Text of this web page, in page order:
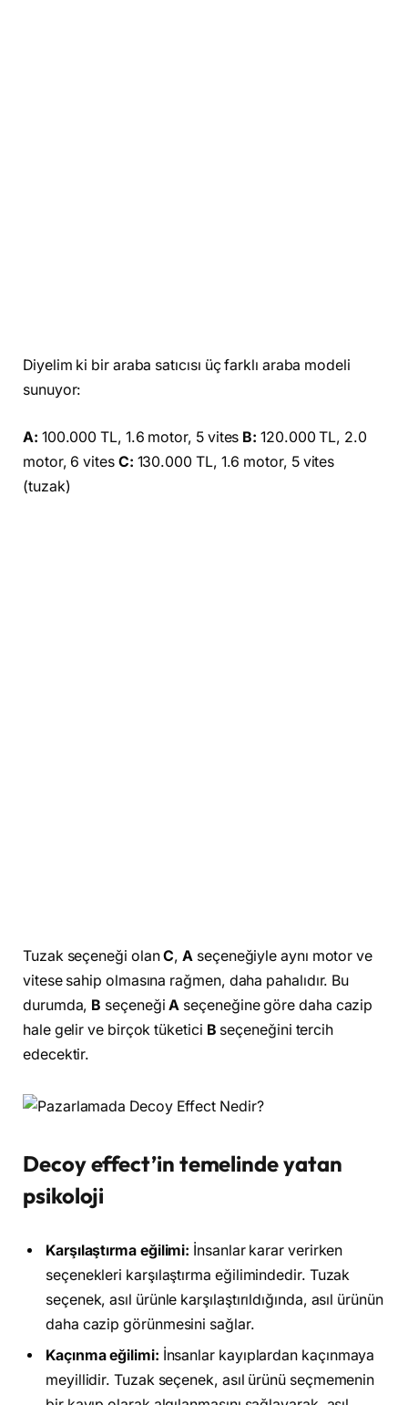
Diyelim ki bir araba satıcısı üç farklı araba modeli
sunuyor:
A: 100.000 TL, 1.6 motor, 5 vites B: 120.000 TL, 2.0
motor, 6 vites C: 130.000 TL, 1.6 motor, 5 vites
(tuzak)
Tuzak seçeneği olanC,A seçeneğiyle aynı motor ve
vitese sahip olmasına rağmen, daha pahalıdır. Bu
durumda, B seçeneğiA seçeneğine göre daha cazip
hale gelir ve birçok tüketici B seçeneğini tercih
edecektir.
Decoy effect’in temelinde yatan
psikoloji
Karşılaştırma eğilimi: İnsanlar karar verirken
seçenekleri karşılaştırma eğilimindedir. Tuzak
seçenek, asıl ürünle karşılaştırıldığında, asıl ürünün
daha cazip görünmesini sağlar.
Kaçınma eğilimi: İnsanlar kayıplardan kaçınmaya
meyillidir. Tuzak seçenek, asıl ürünü seçmemenin